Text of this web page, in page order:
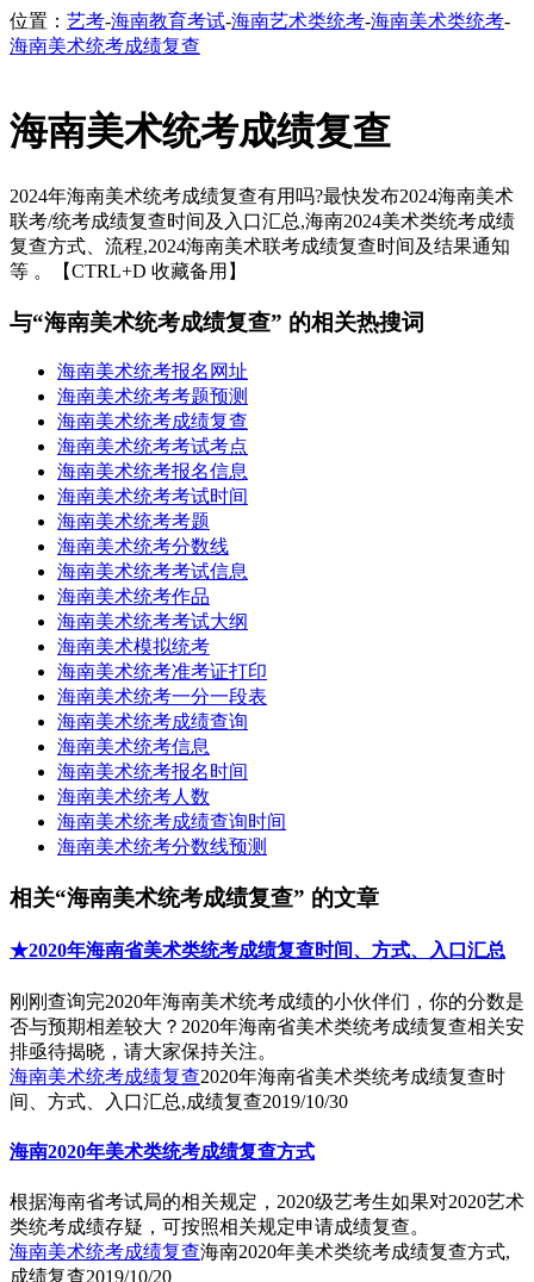
位置： 艺考-海南教育考试-海南艺术类统考-海南美术类统考-
海南美术统考成绩复查
海南美术统考成绩复查
2024年海南美术统考成绩复查有用吗?最快发布2024海南美术
联考/统考成绩复查时间及入口汇总,海南2024美术类统考成绩
复查方式、流程,2024海南美术联考成绩复查时间及结果通知
等 。【CTRL+D 收藏备用】
与“海南美术统考成绩复查” 的相关热搜词
海南美术统考报名网址
海南美术统考考题预测
海南美术统考成绩复查
海南美术统考考试考点
海南美术统考报名信息
海南美术统考考试时间
海南美术统考考题
海南美术统考分数线
海南美术统考考试信息
海南美术统考作品
海南美术统考考试大纲
海南美术模拟统考
海南美术统考准考证打印
海南美术统考一分一段表
海南美术统考成绩查询
海南美术统考信息
海南美术统考报名时间
海南美术统考人数
海南美术统考成绩查询时间
海南美术统考分数线预测
相关“海南美术统考成绩复查” 的文章
★2020年海南省美术类统考成绩复查时间、方式、入口汇总
刚刚查询完2020年海南美术统考成绩的小伙伴们，你的分数是
否与预期相差较大？2020年海南省美术类统考成绩复查相关安
排亟待揭晓，请大家保持关注。
海南美术统考成绩复查2020年海南省美术类统考成绩复查时
间、方式、入口汇总,成绩复查2019/10/30
海南2020年美术类统考成绩复查方式
根据海南省考试局的相关规定，2020级艺考生如果对2020艺术
类统考成绩存疑，可按照相关规定申请成绩复查。
海南美术统考成绩复查海南2020年美术类统考成绩复查方式,
成绩复查2019/10/20